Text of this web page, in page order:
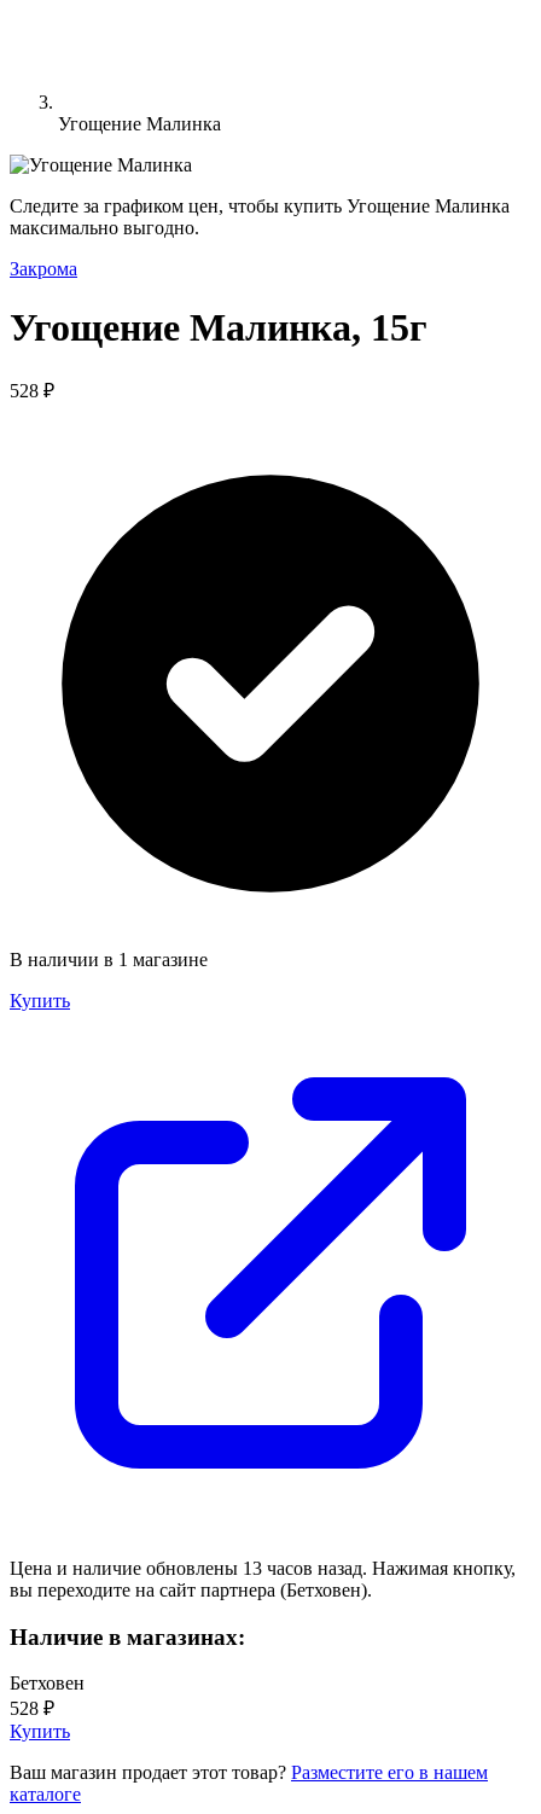
Угощение Малинка
Следите за графиком цен, чтобы купить Угощение Малинка
максимально выгодно.
Закрома
Угощение Малинка, 15г
528 ₽
В наличии в 1 магазине
Купить
Цена и наличие обновлены 13 часов назад. Нажимая кнопку,
вы переходите на сайт партнера (Бетховен).
Наличие в магазинах:
Бетховен
528 ₽
Купить
Ваш магазин продает этот товар? Разместите его в нашем
каталоге